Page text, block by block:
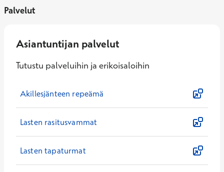
Palvelut
Asiantuntijan palvelut
Tutustu palveluihin ja erikoisaloihin
Akillesjänteen repeämä
Lasten rasitusvammat
Lasten tapaturmat